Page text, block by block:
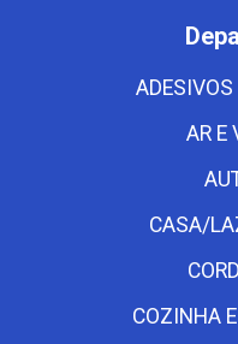
ADESIVOS
AR E
CASA/
COZINHA